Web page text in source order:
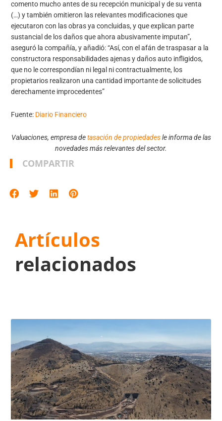
comento mucho antes de su recepción municipal y de su venta
(…) y también omitieron las relevantes modificaciones que
ejecutaron con las obras ya concluidas, y que explican parte
sustancial de los daños que ahora abusivamente imputan”,
aseguró la compañía, y añadió: “Así, con el afán de traspasar a la
constructora responsabilidades ajenas y daños auto infligidos,
que no le correspondían ni legal ni contractualmente, los
propietarios realizaron una cantidad importante de solicitudes
derechamente improcedentes”
Fuente: Diario Financiero
Valuaciones, empresa detasación de propiedadesle informa de las
novedades más relevantes del sector.
COMPARTIR
Artículos
relacionados